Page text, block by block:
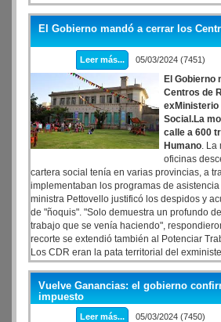
El Gobierno mandó a cerrar los
Leer más... 05/03/2024 (7451)
El Gobierno
Centros de
exMinisterio
Social.La
calle a 600
Humano. La
oficinas
cartera social tenía en varias provincias, a
implementaban los programas de
ministra Pettovello justificó los despidos y
de "ñoquis". "Solo demuestra un profundo
trabajo que se venía haciendo",
recorte se extendió también al Potenciar
Los CDR eran la pata territorial del
Social en todo el país. El único ministerio
Javier Milei iba a contar con "la billetera
caídos” es paradójicamente el que está
desguace, ajuste y despidos en el Estado.
Vuelve Ganancias: el gobierno
impuesto
Leer más... 05/03/2024 (7450)